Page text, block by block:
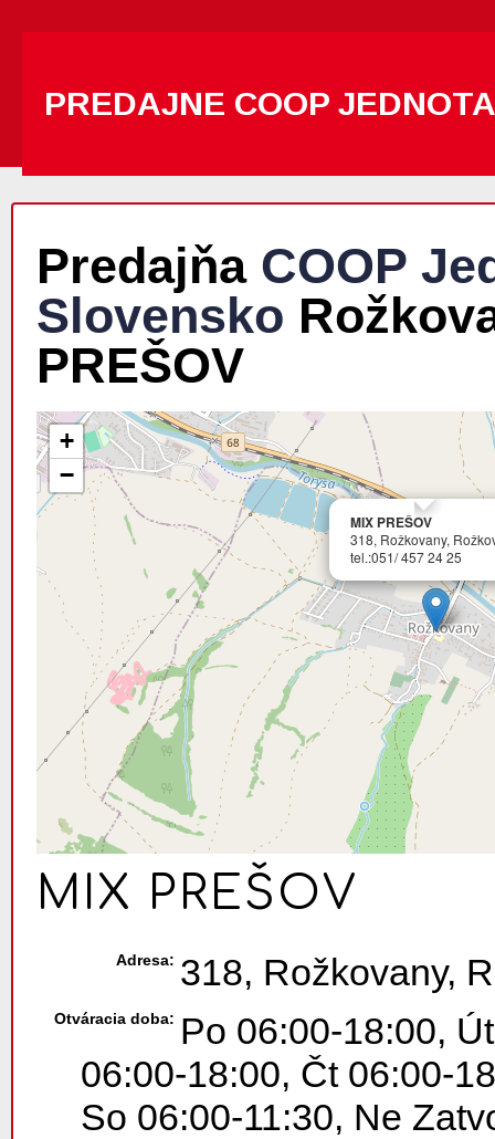
PREDAJNE COOP
Predajňa COOP
Slovensko
PREŠOV
MIX PREŠOV
318, Rožkovany,
tel.:051/ 457 24 25
+
−
MIX PREŠOV
Adresa: 318, Rožkovany,
Otváracia doba: Po 06:00-18:00,
06:00-18:00, Čt 06:00-
So 06:00-11:30, Ne